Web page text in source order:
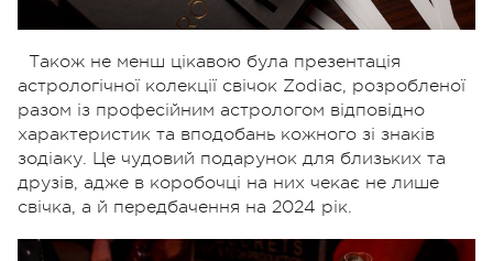
Також не менш цікавою була презентація
астрологічної колекції свічок Zodiac, розробленої
разом із професійним астрологом відповідно
характеристик та вподобань кожного зі знаків
зодіаку. Це чудовий подарунок для близьких та
друзів, адже в коробочці на них чекає не лише
свічка, а й передбачення на 2024 рік.